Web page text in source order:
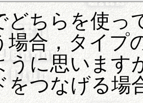
どちらを使っ
場合，タイプ
うに思います
をつなげる場